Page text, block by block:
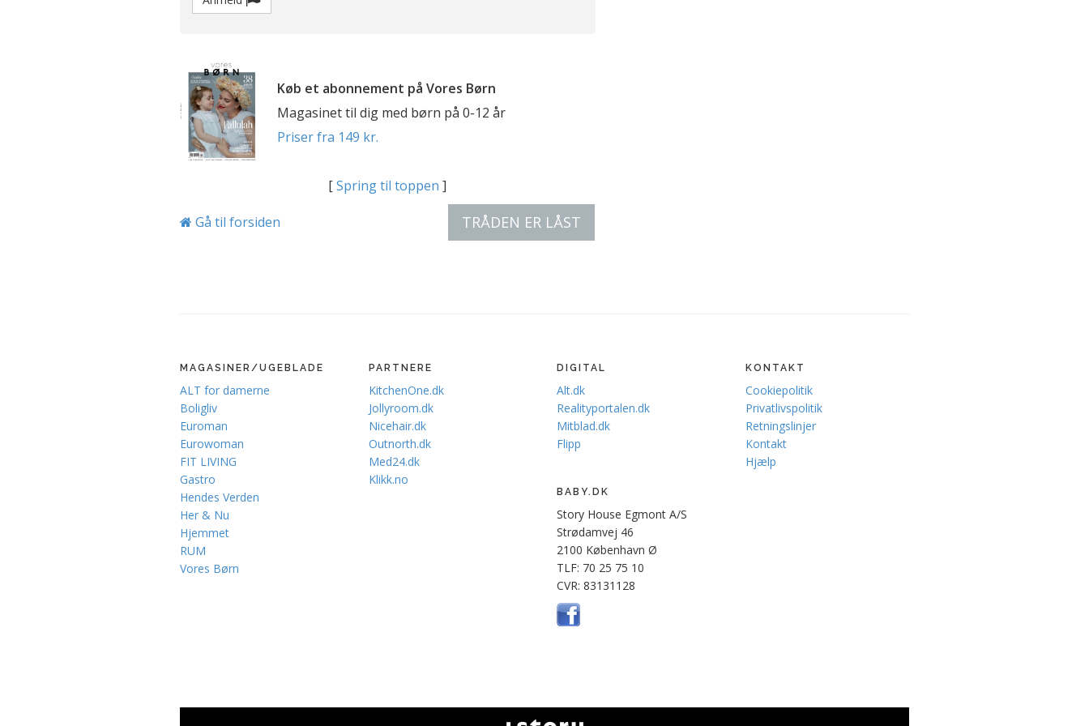
Køb et abonnement på Vores Børn
Magasinet til dig med børn på 0-12 år
Priser fra 149 kr.
[Spring til toppen ]
Gå til forsiden TRÅDEN ER LÅST
MAGASINER/UGEBLADE
ALT for damerne
Boligliv
Euroman
Eurowoman
FIT LIVING
Gastro
Hendes Verden
Her & Nu
Hjemmet
RUM
Vores Børn
PARTNERE
KitchenOne.dk
Jollyroom.dk
Nicehair.dk
Outnorth.dk
Med24.dk
Klikk.no
DIGITAL
Alt.dk
Realityportalen.dk
Mitblad.dk
Flipp
KONTAKT
Cookiepolitik
Privatlivspolitik
Retningslinjer
Kontakt
Hjælp
BABY.DK
Story House Egmont A/S
Strødamvej 46
2100 København Ø
TLF: 70 25 75 10
CVR: 83131128